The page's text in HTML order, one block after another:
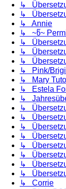
↳
↳
↳ Annie
↳ ~წ~
↳
↳
↳
↳ Pink/
↳ Mary
↳ Estela
↳
↳
↳
↳
↳
↳
↳
↳
↳
↳ Corrie